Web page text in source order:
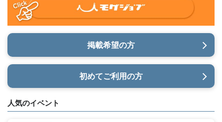
掲載希望の方
初めてご利用の方
人気のイベント